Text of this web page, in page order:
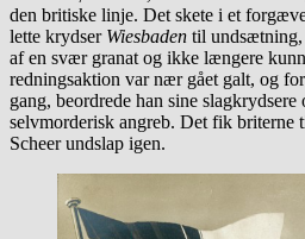
den britiske linje. Det skete i et
lette krydser Wiesbaden til undsætning,
af en svær granat og ikke længere
redningsaktion var nær gået galt, og
gang, beordrede han sine
selvmorderisk angreb. Det fik
Scheer undslap igen.